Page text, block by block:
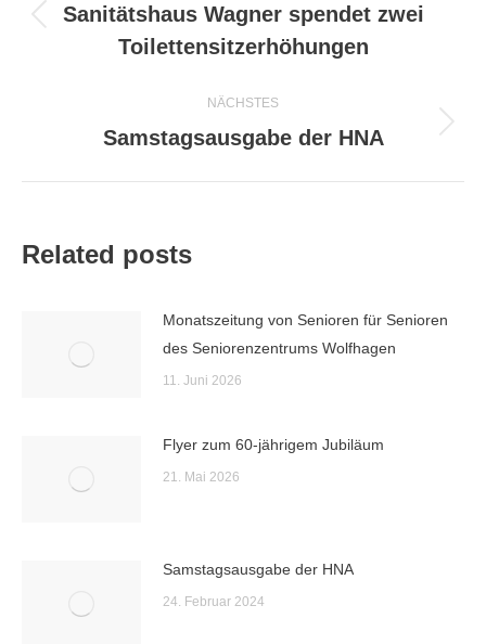
Vorheriger
Beitrag:
Sanitätshaus Wagner spendet zwei
Toilettensitzerhöhungen
NÄCHSTES
Nächster
Samstagsausgabe der HNA
Related posts
Monatszeitung von Senioren für Senioren
des Seniorenzentrums Wolfhagen
11. Juni 2026
Flyer zum 60-jährigem Jubiläum
21. Mai 2026
Samstagsausgabe der HNA
24. Februar 2024